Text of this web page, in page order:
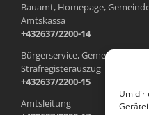
Um dir
Bauamt, Homepage,
Amtskassa
+432637/2200-14
Bürgerservice,
Strafregisterauszug
+432637/2200-15
Amtsleitung